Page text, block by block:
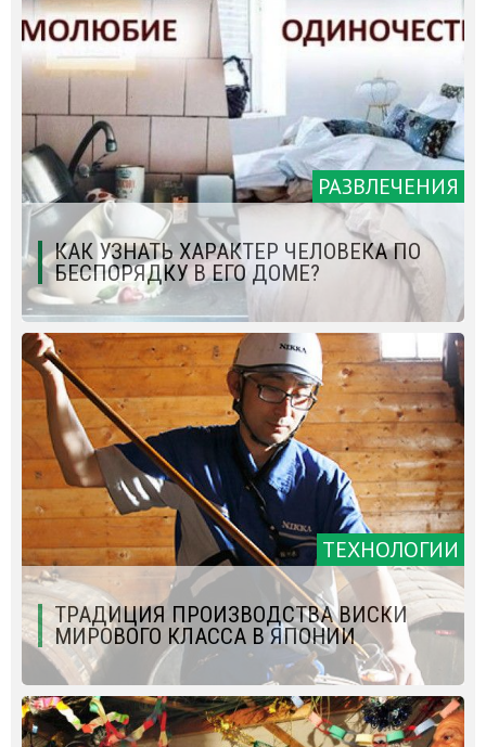
РАЗВЛЕЧЕНИЯ
КАК УЗНАТЬ ХАРАКТЕР ЧЕЛОВЕКА ПО
БЕСПОРЯДКУ В ЕГО ДОМЕ?
ТЕХНОЛОГИИ
ТРАДИЦИЯ ПРОИЗВОДСТВА ВИСКИ
МИРОВОГО КЛАССА В ЯПОНИИ